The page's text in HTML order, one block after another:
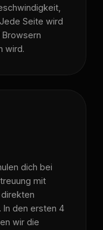
Seite wird
wird.
dich bei
mit
In den ersten 4
wir die